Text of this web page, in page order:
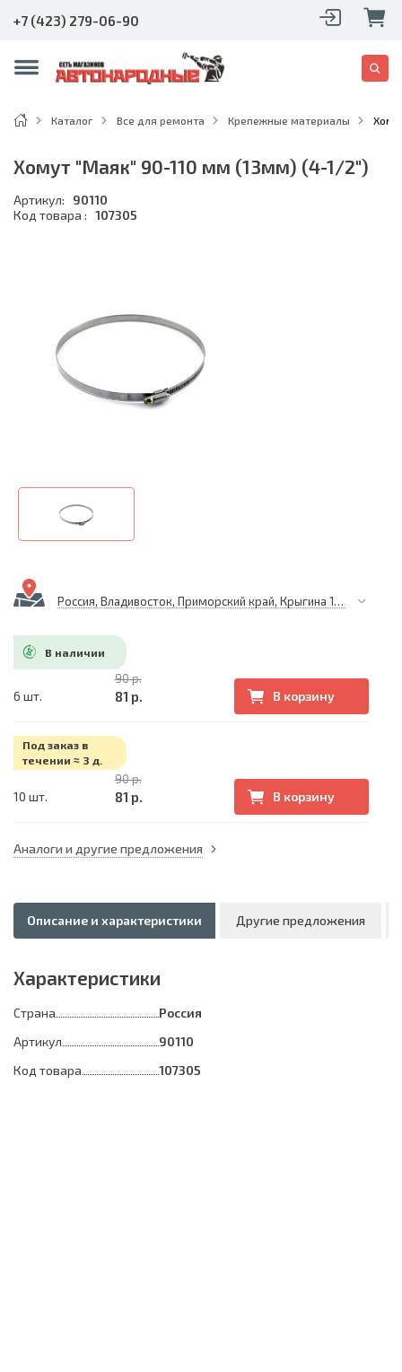
+7 (423) 279-06-90
Каталог Все для ремонта Крепежные материалы
Хомут "Маяк" 90-110 мм (13мм) (4-1/2")
Артикул:
90110
Код товара : 107305
Россия, Владивосток, Приморский край, Крыгина 105
В наличии
6 шт.
90 р.
81 р. В корзину
Под заказ в
течении ≈ 3 д.
10 шт.
90 р.
81 р. В корзину
Аналоги и другие предложения
Описание и характеристики Другие предложения
Характеристики
Страна
Россия
Артикул
90110
Код товара
107305